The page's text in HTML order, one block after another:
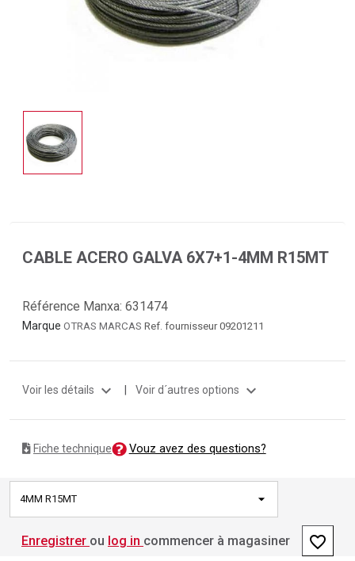
CABLE ACERO GALVA 6X7+1-4MM R15MT
Référence Manxa: 631474
Marque OTRAS MARCAS Ref. fournisseur 09201211
Voir les détails expand_more | Voir d´autres options expand_more
Fiche technique Vouz avez des questions?
4MM R15MT
Enregistrer ou log in commencer à magasiner favorite_border